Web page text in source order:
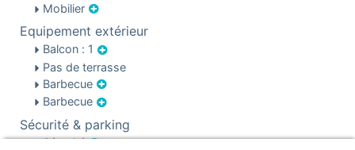
Mobilier
Equipement extérieur
Balcon : 1
Pas de terrasse
Barbecue
Barbecue
Sécurité & parking
Sécurité